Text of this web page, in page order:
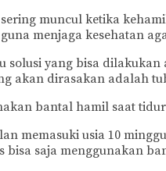
muncul ketika
menjaga kesehatan
solusi yang bisa
akan dirasakan adalah
bantal hamil saat tidur
memasuki usia 10
bisa saja menggunakan